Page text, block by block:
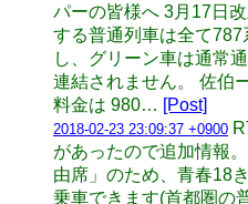
パーの皆様へ 3月17日
する普通列車は全て
し、グリーン車は通常
連結されません。 佐伯
料金は 980… [Post]
2018-02-23 23:09:37 +0900
があったので追加情報
由席」のため、青春18
乗車できます(首都圏の